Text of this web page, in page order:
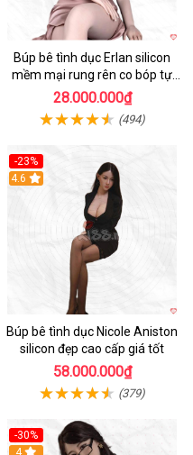
Búp bê tình dục Erlan silicon
mềm mại rung rên co bóp tự
động
28.000.000₫
(494)
-23%
4.6
Búp bê tình dục Nicole Aniston
silicon đẹp cao cấp giá tốt
58.000.000₫
(379)
-30%
4